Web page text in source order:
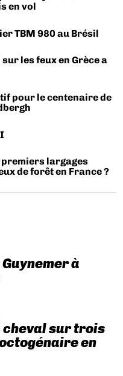
en vol
TBM 980 au Brésil
les feux en Grèce a
pour le centenaire de
premiers largages
de forêt en France ?
à
sur trois
en